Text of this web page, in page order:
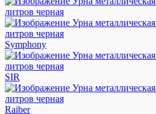
Symphony
SIR
Raiber